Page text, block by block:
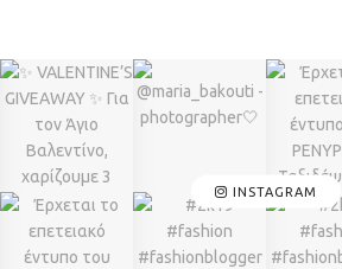
INSTAGRAM